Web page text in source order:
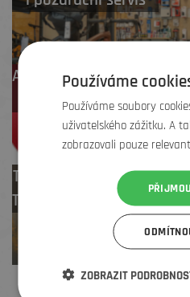
Až 4 % cashback
na další nákup
Test centrum
TREK zdarma
Používáme
Používáme soubory
uživatelského zážitku. A
zobrazovali pouze
ZOBRAZIT